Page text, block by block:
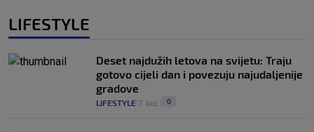
LIFESTYLE
Deset najdužih letova na svijetu: Traju
gotovo cijeli dan i povezuju najudaljenije
gradove
LIFESTYLE 7. kol. 0